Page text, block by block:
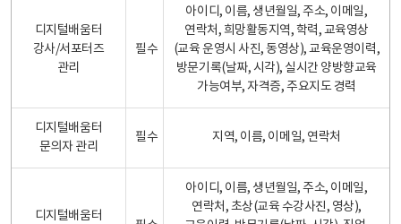
디지털배움터
강사/서포터즈
관리
필수
아이디, 이름, 생년월일, 주소, 이메일,
연락처, 희망활동지역, 학력, 교육영상
(교육 운영시 사진, 동영상), 교육운영이력,
방문기록(날짜, 시각), 실시간 양방향교육
가능여부, 자격증, 주요지도 경력
디지털배움터
문의자 관리
필수 지역, 이름, 이메일, 연락처
디지털배움터
아이디, 이름, 생년월일, 주소, 이메일,
연락처, 초상(교육 수강사진, 영상),